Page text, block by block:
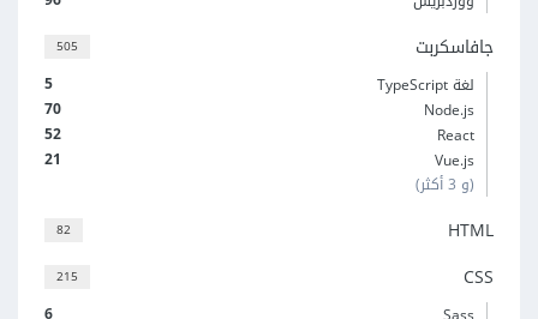
505 جافاسكربت
5
لغة TypeScript
70
Node.js
52
React
21
Vue.js
(و 3 أكثر)
82 HTML
215 CSS